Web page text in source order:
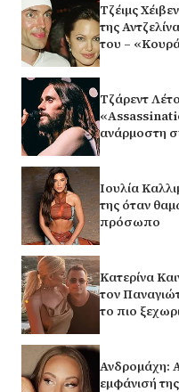
Τζέιμς
της
του –
Τζάρεντ
ανάρμοστη
Ιουλία
της όταν
πρόσωπο
Κατερίνα
τον
το πιο
Ανδρομάχη:
εμφάνισή